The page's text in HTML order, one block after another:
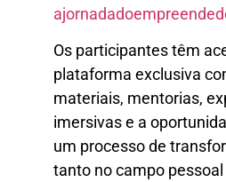
Os participantes têm
plataforma exclusiva
materiais, mentorias,
imersivas e a
um processo de
tanto no campo